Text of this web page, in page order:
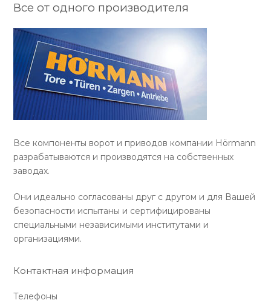
Все от одного производителя
Все компоненты ворот и приводов компании Hörmann
разрабатываются и производятся на собственных
заводах.
Они идеально согласованы друг с другом и для Вашей
безопасности испытаны и сертифицированы
специальными независимыми институтами и
организациями.
Контактная информация
Телефоны